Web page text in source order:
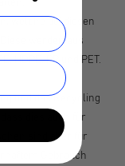
welche bei diesen
werden aus
HDPE, PP und PET.
und das Recycling
dies auch für
sind aber für
Gebrauch